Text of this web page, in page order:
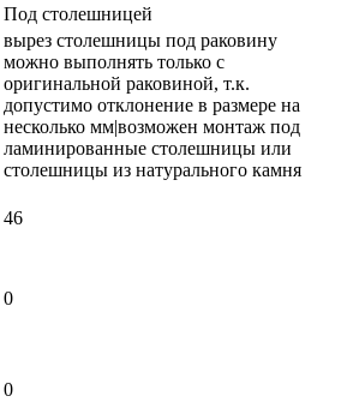
Под столешницей
вырез столешницы под раковину
можно выполнять только с
оригинальной раковиной, т.к.
допустимо отклонение в размере на
несколько мм|возможен монтаж под
ламинированные столешницы или
столешницы из натурального камня
46
0
0